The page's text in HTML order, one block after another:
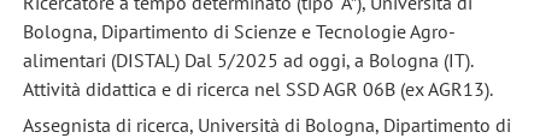
Bologna, Dipartimento di Scienze e Tecnologie Agro-
alimentari (DISTAL) Dal 5/2025 ad oggi, a Bologna (IT).
Attività didattica e di ricerca nel SSD AGR 06B (ex AGR13).
Assegnista di ricerca, Università di Bologna, Dipartimento di